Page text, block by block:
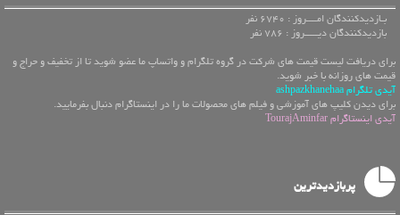
بـازدیدکنندگان امــــروز : 6740 نفر
بازدیدکنندگان دیـــــروز : 786 نفر
برای دریافت لیست قیمت های شرکت در گروه تلگرام و واتساپ ما عضو شوید تا از تخفیف و حراج و
قیمت های روزانه با خبر شوید.
آیدی تلگرام ashpazkhanehaa
برای دیدن کلیپ های آموزشی و فیلم های محصولات ما را در اینستاگرام دنبال بفرمایید.
آیدی اینستاگرام TourajAminfar
پربازدیدترین